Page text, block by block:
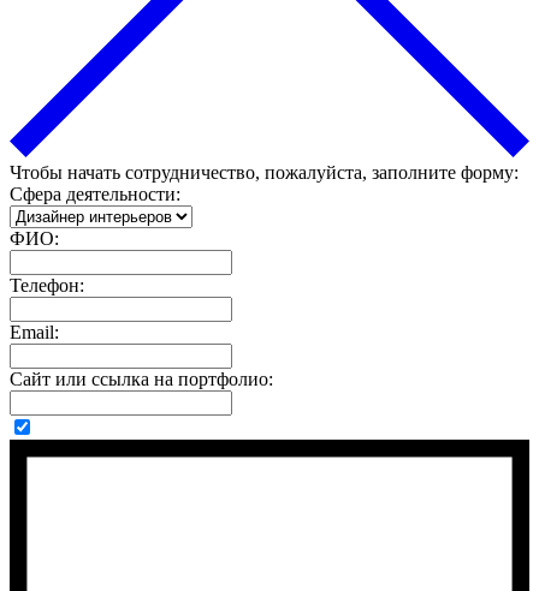
Чтобы начать сотрудничество, пожалуйста, заполните форму:
Сфера деятельности:
ФИО:
Телефон:
Email:
Сайт или ссылка на портфолио: